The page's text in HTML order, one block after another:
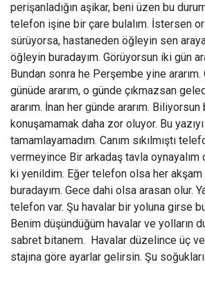
perişanladığın aşikar, beni üzen bu
telefon işine bir çare bulalım. İstersen
sürüyorsa, hastaneden öğleyin sen
öğleyin buradayım. Görüyorsun iki gün
Bundan sonra he Perşembe yine ararım.
günüde ararım, o günde çıkmazsan
ararım. İnan her günde ararım.
konuşamamak daha zor oluyor. Bu
tamamlayamadım. Canım sıkılmıştı
vermeyince Bir arkadaş tavla oynayalım
ki yenildim. Eğer telefon olsa her akşam
buradayım. Gece dahi olsa arasan olur.
telefon var. Şu havalar bir yoluna girse
Benim düşündüğüm havalar ve yolların
sabret bitanem. Havalar düzelince üç
stajına göre ayarlar gelirsin. Şu